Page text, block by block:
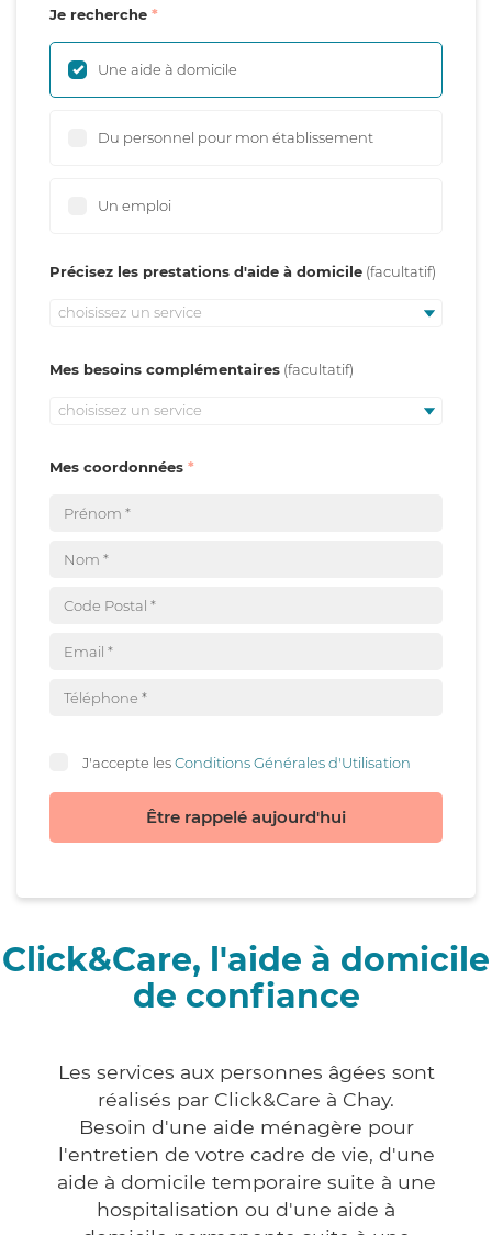
Je recherche
Une aide à domicile
Du personnel pour mon établissement
Un emploi
Précisez les prestations d'aide à domicile
choisissez un service
Mes besoins complémentaires
choisissez un service
Mes coordonnées
J'accepte lesConditions Générales d'Utilisation
Être rappelé aujourd'hui
Click&Care, l'aide à domicile
de confiance
Les services aux personnes âgées sont
réalisés par Click&Care à Chay.
Besoin d'une aide ménagère pour
l'entretien de votre cadre de vie, d'une
aide à domicile temporaire suite à une
hospitalisation ou d'une aide à